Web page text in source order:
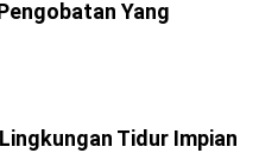
Yang
Tidur Impian